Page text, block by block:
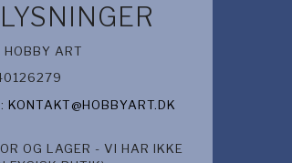
HOBBY ART
KONTAKT@HOBBYART.DK
OG LAGER - VI HAR IKKE